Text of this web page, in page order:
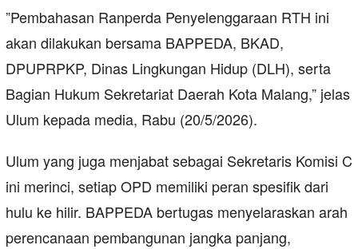
​”Pembahasan Ranperda Penyelenggaraan RTH ini
akan dilakukan bersama BAPPEDA, BKAD,
DPUPRPKP, Dinas Lingkungan Hidup (DLH), serta
Bagian Hukum Sekretariat Daerah Kota Malang,” jelas
Ulum kepada media, Rabu (20/5/2026).
​Ulum yang juga menjabat sebagai Sekretaris Komisi C
ini merinci, setiap OPD memiliki peran spesifik dari
hulu ke hilir. BAPPEDA bertugas menyelaraskan arah
perencanaan pembangunan jangka panjang,